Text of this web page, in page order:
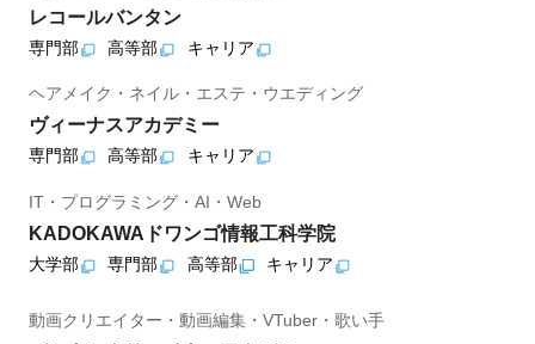
レコールバンタン
専門部 高等部 キャリア
ヘアメイク・ネイル・エステ・ウエディング
ヴィーナスアカデミー
専門部 高等部 キャリア
IT・プログラミング・AI・Web
KADOKAWAドワンゴ情報工科学院
大学部 専門部 高等部 キャリア
動画クリエイター・動画編集・VTuber・歌い手